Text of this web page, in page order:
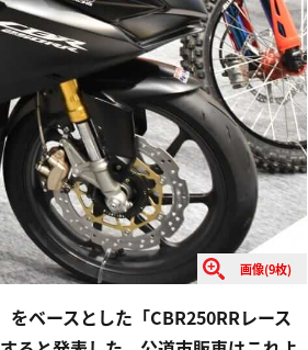
画像(9枚)
ベースとした「CBR250RRレース